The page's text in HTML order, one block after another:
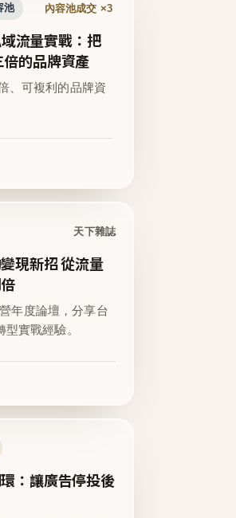
池 內容池成交 ×3
流量實戰：把
的品牌資產
、可複利的品牌資
天下雜誌
現新招 從流量
年度論壇，分享台
實戰經驗。
：讓廣告停投後